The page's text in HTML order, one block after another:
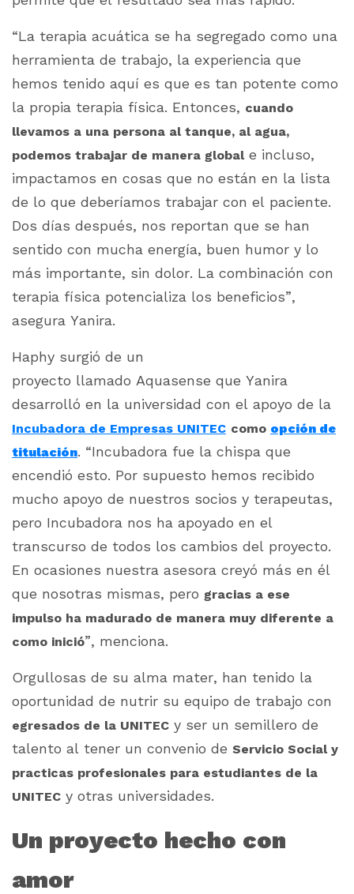
“La terapia acuática se ha segregado como una
herramienta de trabajo, la experiencia que
hemos tenido aquí es que es tan potente como
la propia terapia física. Entonces, cuando
llevamos a una persona al tanque, al agua,
podemos trabajar de manera globale incluso,
impactamos en cosas que no están en la lista
de lo que deberíamos trabajar con el paciente.
Dos días después, nos reportan que se han
sentido con mucha energía, buen humor y lo
más importante, sin dolor. La combinación con
terapia física potencializa los beneficios”,
asegura Yanira.
Haphy surgió de un
proyecto llamado Aquasense que Yanira
desarrolló en la universidad con el apoyo de la
Incubadora de Empresas UNITEC como opción de
titulación. “Incubadora fue la chispa que
encendió esto. Por supuesto hemos recibido
mucho apoyo de nuestros socios y terapeutas,
pero Incubadora nos ha apoyado en el
transcurso de todos los cambios del proyecto.
En ocasiones nuestra asesora creyó más en él
que nosotras mismas, pero gracias a ese
impulso ha madurado de manera muy diferente a
como inició”, menciona.
Orgullosas de su alma mater, han tenido la
oportunidad de nutrir su equipo de trabajo con
egresados de la UNITEC y ser un semillero de
talento al tener un convenio de Servicio Social y
practicas profesionales para estudiantes de la
UNITEC y otras universidades.
Un proyecto hecho con
amor